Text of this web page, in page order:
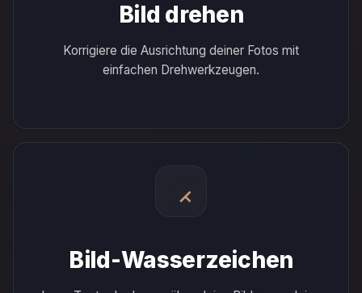
Bild drehen
Korrigiere die Ausrichtung deiner Fotos mit
einfachen Drehwerkzeugen.
Bild-Wasserzeichen